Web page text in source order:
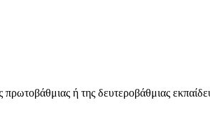
ή της δευτεροβάθμιας